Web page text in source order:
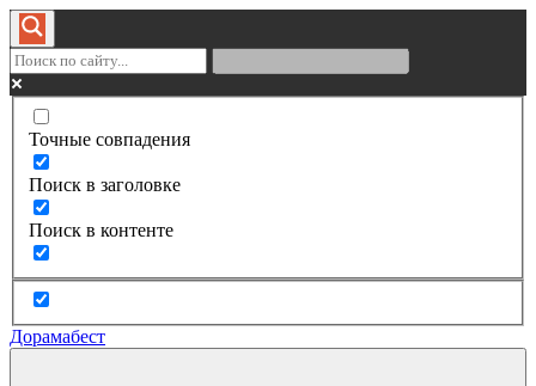
Точные совпадения
Поиск в заголовке
Поиск в контенте
Дорамабест